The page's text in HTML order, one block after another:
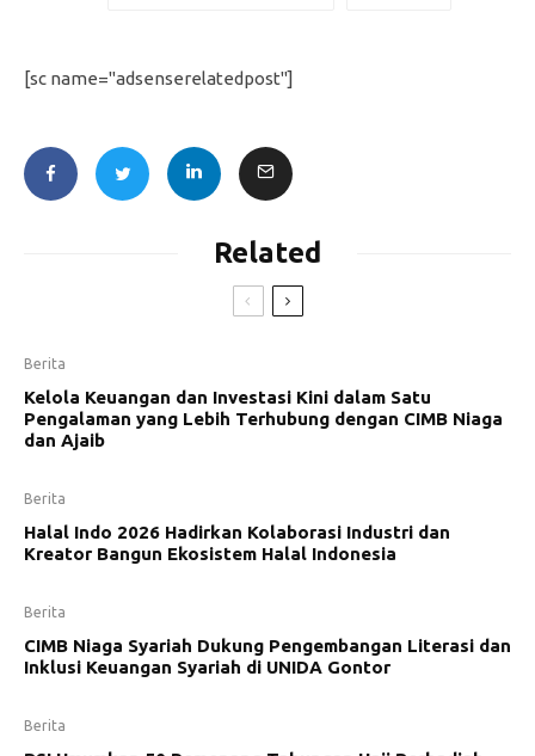
[sc name="adsenserelatedpost"]
Related
Berita
Kelola Keuangan dan Investasi Kini dalam Satu
Pengalaman yang Lebih Terhubung dengan CIMB Niaga
dan Ajaib
Berita
Halal Indo 2026 Hadirkan Kolaborasi Industri dan
Kreator Bangun Ekosistem Halal Indonesia
Berita
CIMB Niaga Syariah Dukung Pengembangan Literasi dan
Inklusi Keuangan Syariah di UNIDA Gontor
Berita